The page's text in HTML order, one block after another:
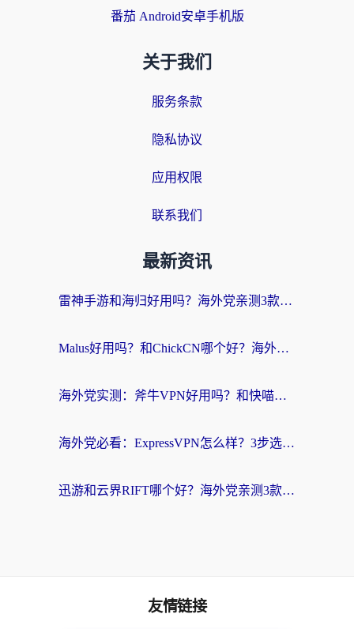
番茄 Android安卓手机版
关于我们
服务条款
隐私协议
应用权限
联系我们
最新资讯
雷神手游和海归好用吗？海外党亲测3款热门回国加速器+番茄加速器深度体验
Malus好用吗？和ChickCN哪个好？海外党亲测：选对回国加速器，追剧游戏不卡顿
海外党实测：斧牛VPN好用吗？和快喵VPN对比哪个回国效果更好？附3款热门加速器深度分析
海外党必看：ExpressVPN怎么样？3步选对回国加速器，无缝刷国内剧玩手游
迅游和云界RIFT哪个好？海外党亲测3款回国加速器，教你无缝刷国内剧玩游戏
友情链接